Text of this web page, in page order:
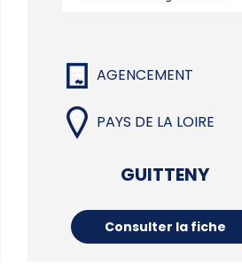
AGENCEMENT
PAYS DE LA LOIRE
GUITTENY
Consulter la fiche